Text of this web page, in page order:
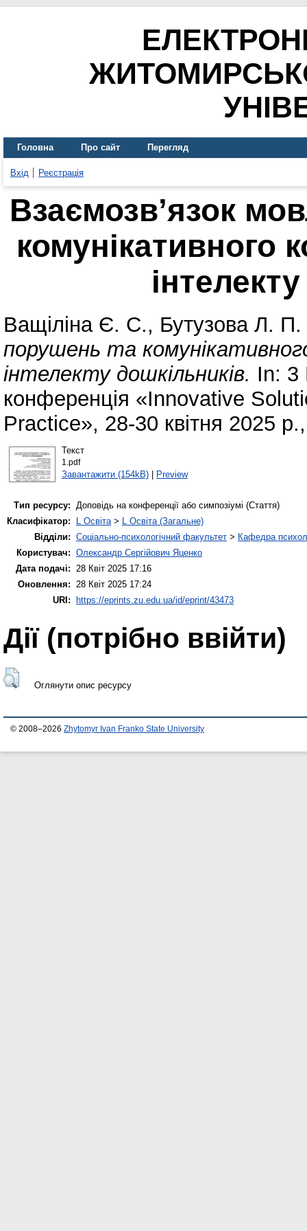
Головна Про сайт Перегляд
Вхід Реєстрація
Взаємозв’язок
комунікативного
Ващіліна Є. С., Бутузова Л. П.
порушень та
інтелекту дошкільників. In: 3
конференція «Innovative
Practice», 28-30 квітня 2025
Текст
1.pdf
Завантажити (154kB)| Preview
Тип ресурсу: Доповідь на конференції або симпозіумі (Стаття)
Класифікатор:
L Освіта> L Освіта (Загальне)
Відділи: Соціально-психологічний факультет > Кафедра
Користувач: Олександр Сергійович Яценко
Дата подачі: 28 Квіт 2025 17:16
Оновлення: 28 Квіт 2025 17:24
URI:
https://eprints.zu.edu.ua/id/eprint/43473
Дії ​​(потрібно ввійти)
Оглянути опис ресурсу
© 2008–2026 Zhytomyr Ivan Franko State University